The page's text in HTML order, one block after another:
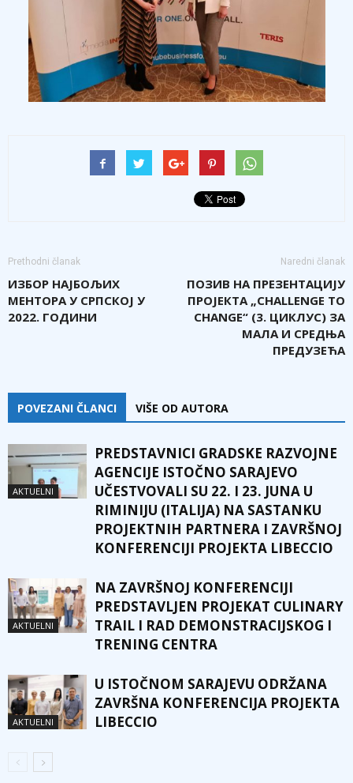
Prethodni članak
ИЗБОР НАЈБОЉИХ
МЕНТОРА У СРПСКОЈ У
2022. ГОДИНИ
Naredni članak
ПОЗИВ НА ПРЕЗЕНТАЦИЈУ
ПРОЈЕКТА „CHALLENGE TO
CHANGE“ (3. ЦИКЛУС) ЗА
МАЛА И СРЕДЊА
ПРЕДУЗЕЋА
POVEZANI ČLANCI VIŠE OD AUTORA
AKTUELNI
PREDSTAVNICI GRADSKE RAZVOJNE
AGENCIJE ISTOČNO SARAJEVO
UČESTVOVALI SU 22. I 23. JUNA U
RIMINIJU (ITALIJA) NA SASTANKU
PROJEKTNIH PARTNERA I ZAVRŠNOJ
KONFERENCIJI PROJEKTA LIBECCIO
AKTUELNI
NA ZAVRŠNOJ KONFERENCIJI
PREDSTAVLJEN PROJEKAT CULINARY
TRAIL I RAD DEMONSTRACIJSKOG I
TRENING CENTRA
AKTUELNI
U ISTOČNOM SARAJEVU ODRŽANA
ZAVRŠNA KONFERENCIJA PROJEKTA
LIBECCIO